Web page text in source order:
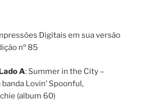
Digitais em sua versão
nº 85
A: Summer in the City –
Lovin’ Spoonful,
(album 60)